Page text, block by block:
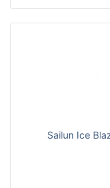
Sailun Ice